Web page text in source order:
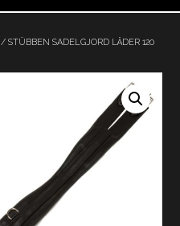
/ STÜBBEN SADELGJORD LÄDER 120